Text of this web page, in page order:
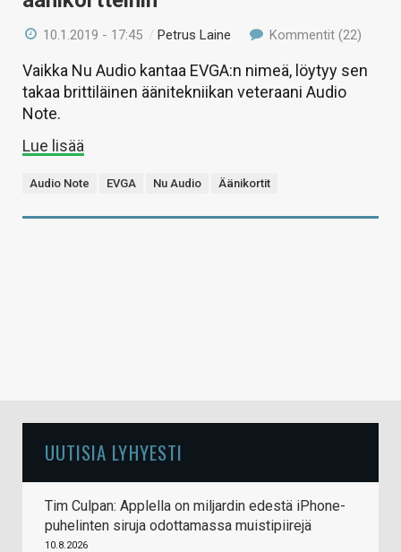
10.1.2019 - 17:45 /Petrus Laine Kommentit (22)
Vaikka Nu Audio kantaa EVGA:n nimeä, löytyy sen
takaa brittiläinen äänitekniikan veteraani Audio
Note.
Lue lisää
Audio Note EVGA Nu Audio Äänikortit
UUTISIA LYHYESTI
Tim Culpan: Applella on miljardin edestä iPhone-
puhelinten siruja odottamassa muistipiirejä
10.8.2026